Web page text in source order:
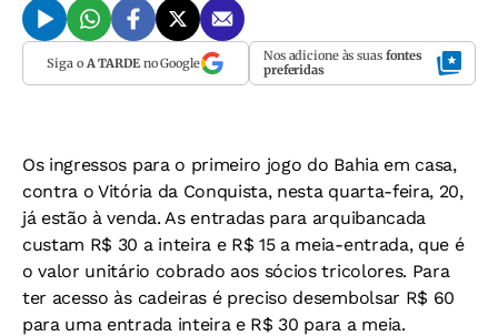
Siga o A TARDEno Google Nos adicione às suas fontes
preferidas
Os ingressos para o primeiro jogo do Bahia em casa,
contra o Vitória da Conquista, nesta quarta-feira, 20,
já estão à venda. As entradas para arquibancada
custam R$ 30 a inteira e R$ 15 a meia-entrada, que é
o valor unitário cobrado aos sócios tricolores. Para
ter acesso às cadeiras é preciso desembolsar R$ 60
para uma entrada inteira e R$ 30 para a meia.